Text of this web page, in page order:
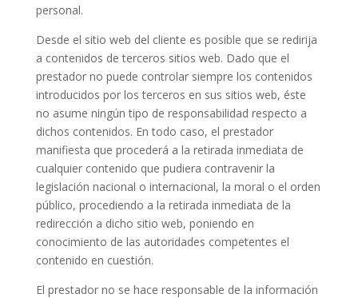
personal.
Desde el sitio web del cliente es posible que se redirija
a contenidos de terceros sitios web. Dado que el
prestador no puede controlar siempre los contenidos
introducidos por los terceros en sus sitios web, éste
no asume ningún tipo de responsabilidad respecto a
dichos contenidos. En todo caso, el prestador
manifiesta que procederá a la retirada inmediata de
cualquier contenido que pudiera contravenir la
legislación nacional o internacional, la moral o el orden
público, procediendo a la retirada inmediata de la
redirección a dicho sitio web, poniendo en
conocimiento de las autoridades competentes el
contenido en cuestión.
El prestador no se hace responsable de la información